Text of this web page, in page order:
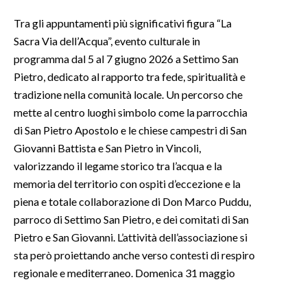
INFO AZIENDE
ABBONATI
ANNUNCI
NECROLOGI
STORE
Tra gli appuntamenti più significativi figura “La
Sacra Via dell’Acqua”, evento culturale in
programma dal 5 al 7 giugno 2026 a Settimo San
Pietro, dedicato al rapporto tra fede, spiritualità e
tradizione nella comunità locale. Un percorso che
mette al centro luoghi simbolo come la parrocchia
di San Pietro Apostolo e le chiese campestri di San
Giovanni Battista e San Pietro in Vincoli,
valorizzando il legame storico tra l’acqua e la
memoria del territorio con ospiti d’eccezione e la
piena e totale collaborazione di Don Marco Puddu,
parroco di Settimo San Pietro, e dei comitati di San
Pietro e San Giovanni. L’attività dell’associazione si
sta però proiettando anche verso contesti di respiro
regionale e mediterraneo. Domenica 31 maggio